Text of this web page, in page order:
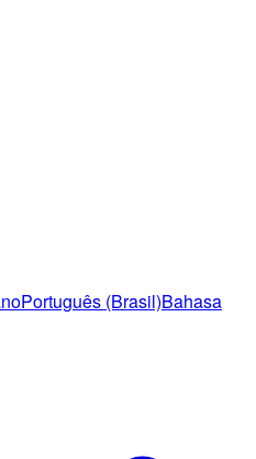
Português (Brasil)Bahasa